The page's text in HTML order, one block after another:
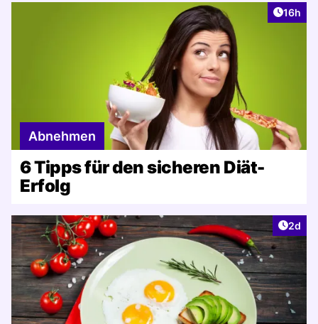
Artikel
16h
Abnehmen
6 Tipps für den sicheren Diät-
Erfolg
2d